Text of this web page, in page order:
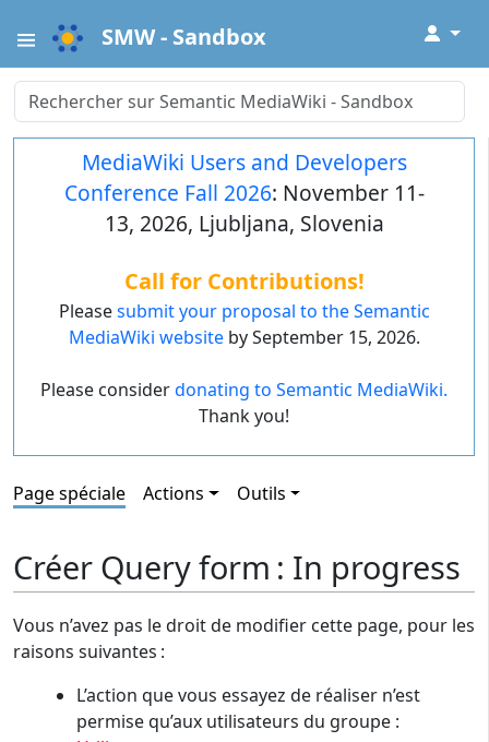
SMW - Sandbox ↓
MediaWiki Users and Developers
Conference Fall 2026: November 11-
13, 2026, Ljubljana, Slovenia
Call for Contributions!
Pleasesubmit your proposal to the Semantic
MediaWiki websiteby September 15, 2026.
Please considerdonating to Semantic MediaWiki.
Thank you!
Page spéciale Actions Outils
Créer Query form : In progress
Vous n’avez pas le droit de modifier cette page, pour les
raisons suivantes :
L’action que vous essayez de réaliser n’est
permise qu’aux utilisateurs du groupe :